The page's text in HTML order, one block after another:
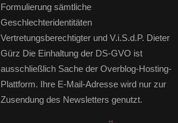
Formulierung sämtliche
Geschlechteridentitäten
Vertretungsberechtigter und V.i.S.d.P. Dieter
Gürz Die Einhaltung der DS-GVO ist
ausschließlich Sache der Overblog-Hosting-
Plattform. Ihre E-Mail-Adresse wird nur zur
Zusendung des Newsletters genutzt.